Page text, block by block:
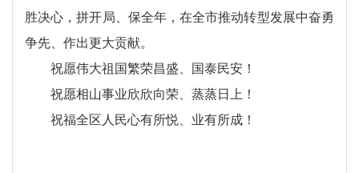
胜决心，拼开局、保全年，在全市推动转型发展中奋勇
争先、作出更大贡献。
祝愿伟大祖国繁荣昌盛、国泰民安！
祝愿相山事业欣欣向荣、蒸蒸日上！
祝福全区人民心有所悦、业有所成！